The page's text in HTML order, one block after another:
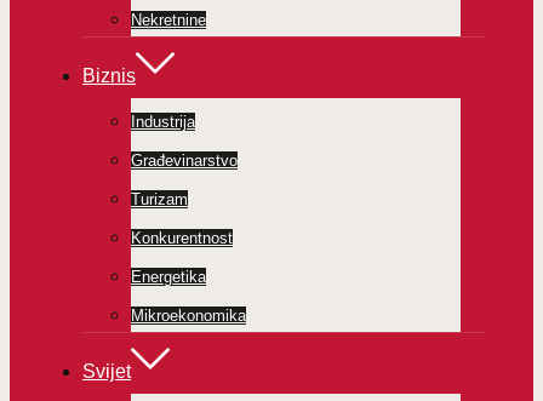
Nekretnine
Biznis
Industrija
Građevinarstvo
Turizam
Konkurentnost
Energetika
Mikroekonomika
Svijet